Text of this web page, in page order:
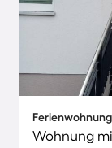
Wohnung